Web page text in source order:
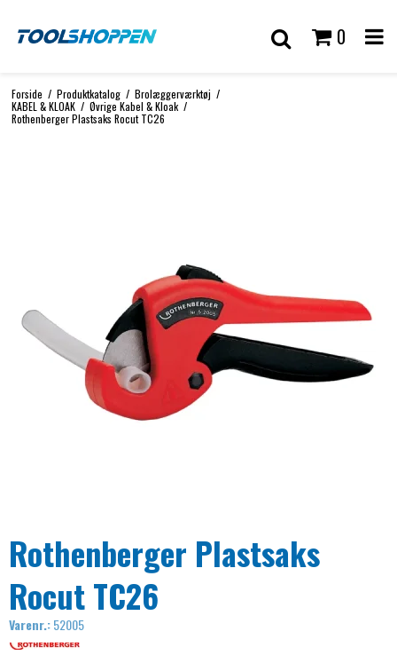
0
Forside / Produktkatalog / Brolæggerværktøj /
KABEL & KLOAK / Øvrige Kabel & Kloak /
Rothenberger Plastsaks Rocut TC26
Rothenberger Plastsaks
Rocut TC26
Varenr.:52005